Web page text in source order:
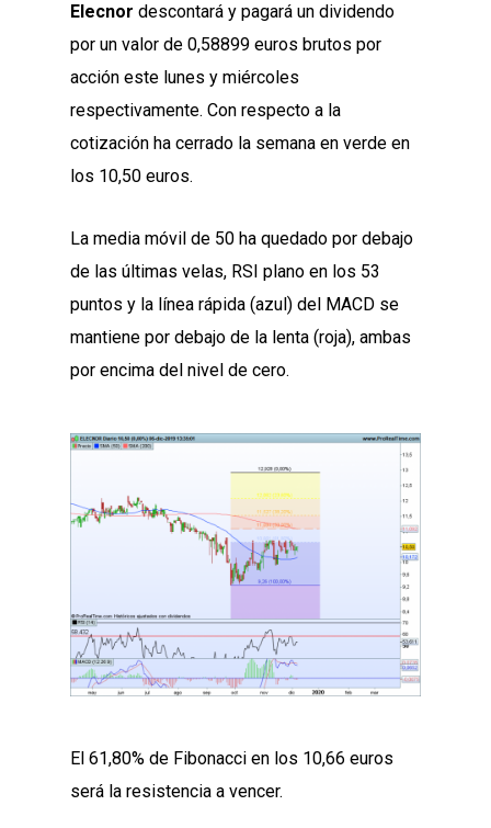
Elecnor descontará y pagará un dividendo
por un valor de 0,58899 euros brutos por
acción este lunes y miércoles
respectivamente. Con respecto a la
cotización ha cerrado la semana en verde en
los 10,50 euros.
La media móvil de 50 ha quedado por debajo
de las últimas velas, RSI plano en los 53
puntos y la línea rápida (azul) del MACD se
mantiene por debajo de la lenta (roja), ambas
por encima del nivel de cero.
El 61,80% de Fibonacci en los 10,66 euros
será la resistencia a vencer.